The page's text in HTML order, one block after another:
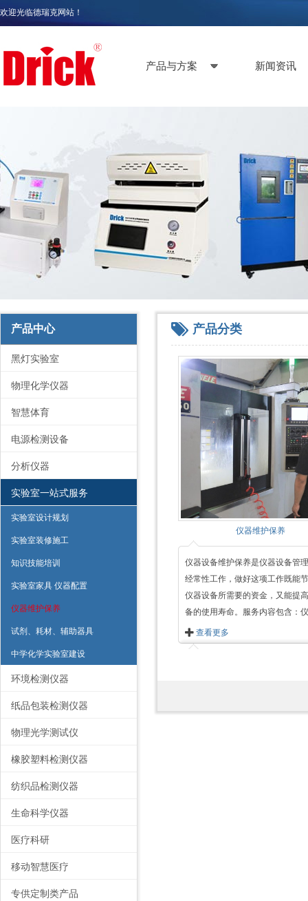
欢迎光临德瑞克网站！
产品与方案 新闻资讯
产品中心
黑灯实验室
物理化学仪器
智慧体育
电源检测设备
分析仪器
实验室一站式服务
实验室设计规划
实验室装修施工
知识技能培训
实验室家具 仪器配置
仪器维护保养
试剂、耗材、辅助器具
中学化学实验室建设
环境检测仪器
纸品包装检测仪器
物理光学测试仪
橡胶塑料检测仪器
纺织品检测仪器
生命科学仪器
医疗科研
移动智慧医疗
专供定制类产品
产品分类
仪器维护保养
仪器设备维护保养是仪器设备管
经常性工作，做好这项工作既能
仪器设备所需要的资金，又能提
备的使用寿命。服务内容包含：
查看更多